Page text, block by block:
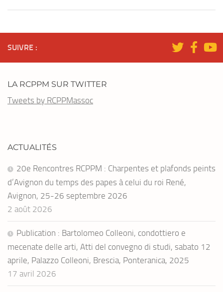
SUIVRE :
LA RCPPM SUR TWITTER
Tweets by RCPPMassoc
ACTUALITÉS
20e Rencontres RCPPM : Charpentes et plafonds peints
d’Avignon du temps des papes à celui du roi René,
Avignon, 25-26 septembre 2026
2 août 2026
Publication : Bartolomeo Colleoni, condottiero e
mecenate delle arti, Atti del convegno di studi, sabato 12
aprile, Palazzo Colleoni, Brescia, Ponteranica, 2025
17 avril 2026